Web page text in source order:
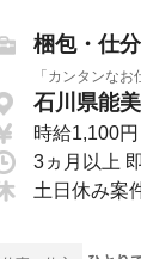
梱包・仕
「カンタンな
石川県能
時給1,100
土日休み案